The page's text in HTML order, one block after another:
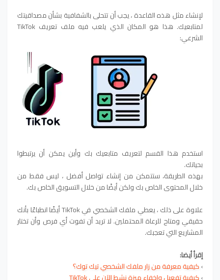
لإنشاء مثل هذه القاعدة ، يجب أن تتحلى بالشفافية بشأن مصداقيتك
لمتابعيك. هذا هو المكان الذي يلعب فيه ملف تعريف TikTok
الشرعي:
استخدم هذا القسم لتعريف متابعيك بك وأين يمكن أن يرتبطوا
بحياتك.
بهذه الطريقة، ستتمكن من إنشاء تواصل أفضل ، ليس فقط من
خلال المحتوى الخاص بك ولكن أيضًا من خلال التسويق الخاص بك.
علاوة على ذلك ، يعطي ملفك الشخصي في TikTok أيضًا انطباعًا بأنك
حقيقي ومتاح للرعاة المحتملين. لا تريد أن تفوت أي فرص وأن تختار
المشاريع التي تعجبك.
إقرأ أيضا:
›كيفية معرفة من زار ملفك الشخصي تيك توك؟